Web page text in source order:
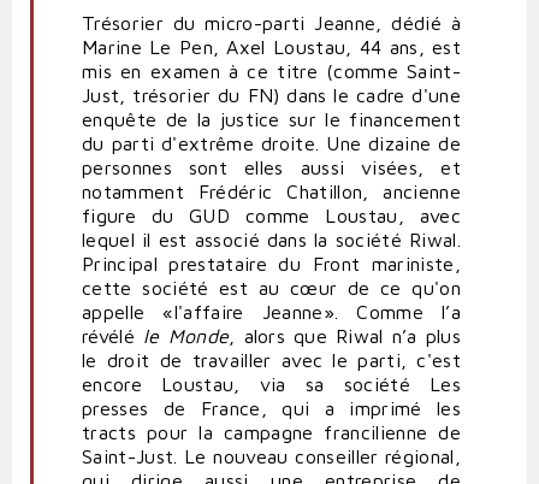
Trésorier du micro-parti Jeanne, dédié à
Marine Le Pen, Axel Loustau, 44 ans, est
mis en examen à ce titre (comme Saint-
Just, trésorier du FN) dans le cadre d'une
enquête de la justice sur le financement
du parti d'extrême droite. Une dizaine de
personnes sont elles aussi visées, et
notamment Frédéric Chatillon, ancienne
figure du GUD comme Loustau, avec
lequel il est associé dans la société Riwal.
Principal prestataire du Front mariniste,
cette société est au cœur de ce qu'on
appelle «l'affaire Jeanne». Comme l’a
révélé le Monde , alors que Riwal n’a plus
le droit de travailler avec le parti, c'est
encore Loustau, via sa société Les
presses de France, qui a imprimé les
tracts pour la campagne francilienne de
Saint-Just. Le nouveau conseiller régional,